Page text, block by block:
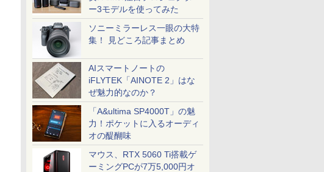
ー3モデルを使ってみた
ソニーミラーレス一眼の大特
集！ 見どころ記事まとめ
AIスマートノートの
iFLYTEK「AINOTE 2」はな
ぜ魅力的なのか？
「A&ultima SP4000T」の魅
力！ポケットに入るオーディ
オの醍醐味
マウス、RTX 5060 Ti搭載ゲ
ーミングPCが7万5,000円オ